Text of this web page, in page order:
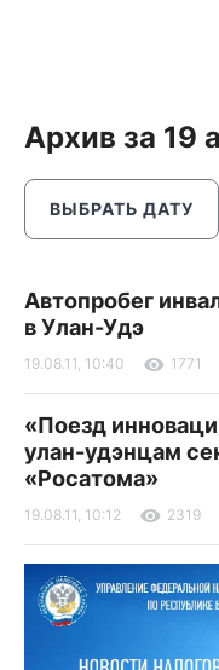
Архив за 19
ВЫБРАТЬ ДАТУ
Автопробег
в Улан-Удэ
19.08.11, 10:40 1771
«Поезд
улан-удэнцам
«Росатома»
19.08.11, 10:12 2319